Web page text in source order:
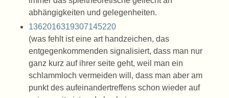
abhängigkeiten und gelegenheiten.
1362016319307145220
(was fehlt ist eine art handzeichen, das
entgegenkommenden signalisiert, dass man nur
ganz kurz auf ihrer seite geht, weil man ein
schlammloch vermeiden will, dass man aber am
punkt des aufeinandertreffens schon wieder auf